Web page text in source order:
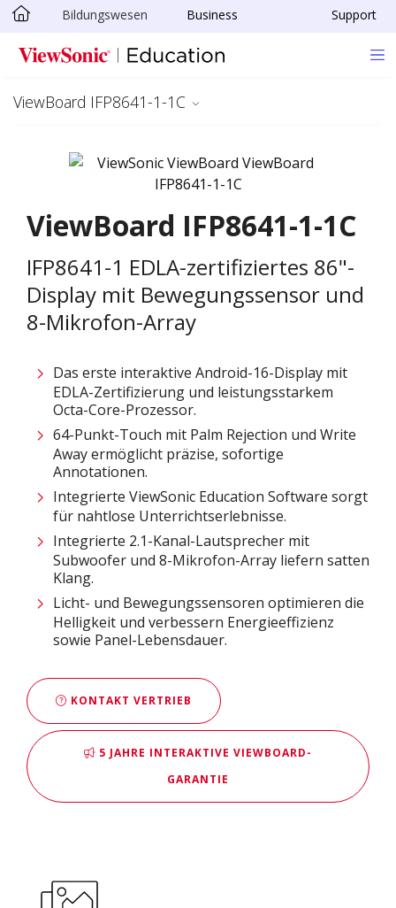
Skip to main content
Bildungswesen Business Support
ViewBoard IFP8641-1-1C
ViewBoard IFP8641-1-1C
IFP8641-1 EDLA-zertifiziertes 86"-
Display mit Bewegungssensor und
8-Mikrofon-Array
Das erste interaktive Android-16-Display mit
EDLA-Zertifizierung und leistungsstarkem
Octa-Core-Prozessor.
64-Punkt-Touch mit Palm Rejection und Write
Away ermöglicht präzise, sofortige
Annotationen.
Integrierte ViewSonic Education Software sorgt
für nahtlose Unterrichtserlebnisse.
Integrierte 2.1-Kanal-Lautsprecher mit
Subwoofer und 8-Mikrofon-Array liefern satten
Klang.
Licht- und Bewegungssensoren optimieren die
Helligkeit und verbessern Energieeffizienz
sowie Panel-Lebensdauer.
KONTAKT VERTRIEB
5 JAHRE INTERAKTIVE VIEWBOARD-
GARANTIE